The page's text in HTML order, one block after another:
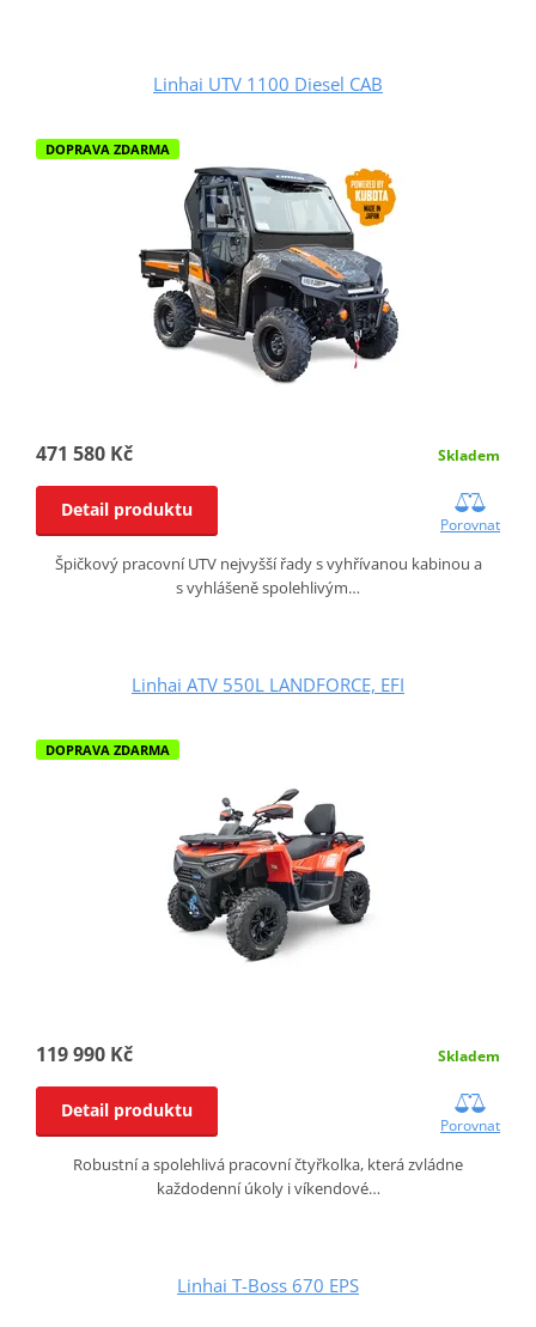
Linhai UTV 1100 Diesel CAB
DOPRAVA ZDARMA
471 580 Kč Skladem
Detail produktu
Porovnat
Špičkový pracovní UTV nejvyšší řady s vyhřívanou kabinou a
s vyhlášeně spolehlivým…
Linhai ATV 550L LANDFORCE, EFI
DOPRAVA ZDARMA
119 990 Kč Skladem
Detail produktu
Porovnat
Robustní a spolehlivá pracovní čtyřkolka, která zvládne
každodenní úkoly i víkendové…
Linhai T-Boss 670 EPS